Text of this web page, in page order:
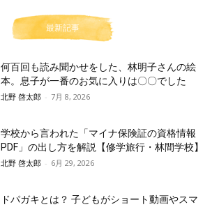
最新記事
何百回も読み聞かせをした、林明子さんの絵
本。息子が一番のお気に入りは〇〇でした
北野 啓太郎 - 7月 8, 2026
学校から言われた「マイナ保険証の資格情報
PDF」の出し方を解説【修学旅行・林間学校】
北野 啓太郎 - 6月 29, 2026
ドパガキとは？ 子どもがショート動画やスマ